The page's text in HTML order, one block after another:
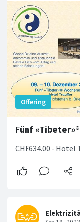
CHF634.00 -